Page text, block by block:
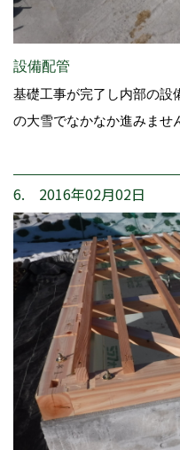
設備配管
基礎工事が完了し内部の設
の大雪でなかなか進みませ
6. 2016年02月02日